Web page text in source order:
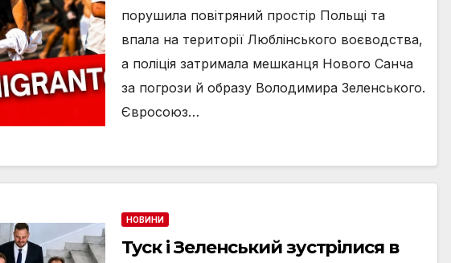
телефонів у школах: головні
новини п’ятниці, 31 липня
порушила повітряний простір Польщі та
впала на території Люблінського воєводства,
а поліція затримала мешканця Нового Санча
за погрози й образу Володимира Зеленського.
Євросоюз…
НОВИНИ
Туск і Зеленський зустрілися в